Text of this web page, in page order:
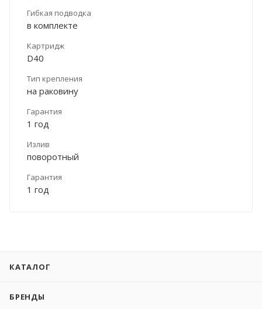
Гибкая подводка
в комплекте
Картридж
D40
Тип крепления
на раковину
Гарантия
1 год
Излив
поворотный
Гарантия
1 год
КАТАЛОГ
БРЕНДЫ